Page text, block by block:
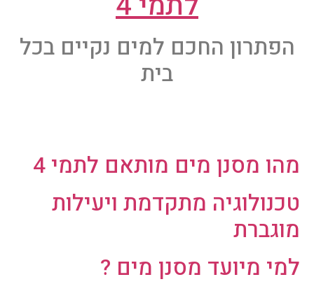
הפתרון החכם למים נקיים בכל
בית
מהו מסנן מים מותאם לתמי 4
טכנולוגיה מתקדמת ויעילות
מוגברת
למי מיועד מסנן מים ?